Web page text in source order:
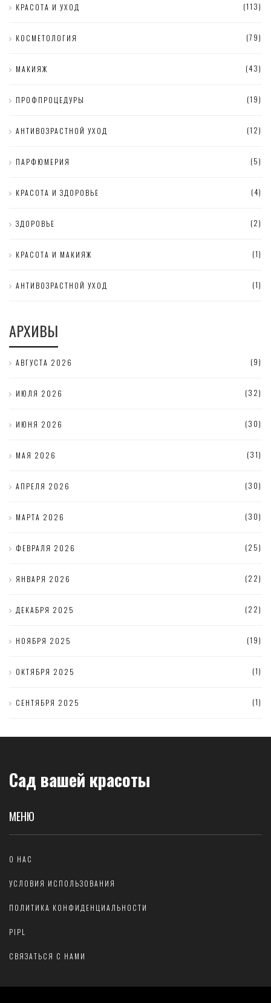
КРАСОТА И УХОД (113)
КОСМЕТОЛОГИЯ (79)
МАКИЯЖ (43)
ПРОФПРОЦЕДУРЫ (19)
АНТИВОЗРАСТНОЙ УХОД (12)
ПАРФЮМЕРИЯ (5)
КРАСОТА И ЗДОРОВЬЕ (4)
ЗДОРОВЬЕ (2)
КРАСОТА И МАКИЯЖ (1)
АНТИВОЗРАСТНОЙ УХОД (1)
АРХИВЫ
АВГУСТА 2026 (9)
ИЮЛЯ 2026 (32)
ИЮНЯ 2026 (30)
МАЯ 2026 (31)
АПРЕЛЯ 2026 (30)
МАРТА 2026 (30)
ФЕВРАЛЯ 2026 (25)
ЯНВАРЯ 2026 (22)
ДЕКАБРЯ 2025 (22)
НОЯБРЯ 2025 (19)
ОКТЯБРЯ 2025 (1)
СЕНТЯБРЯ 2025 (1)
Сад вашей красоты
МЕНЮ
О НАС
УСЛОВИЯ ИСПОЛЬЗОВАНИЯ
ПОЛИТИКА КОНФИДЕНЦИАЛЬНОСТИ
PIPL
СВЯЗАТЬСЯ С НАМИ